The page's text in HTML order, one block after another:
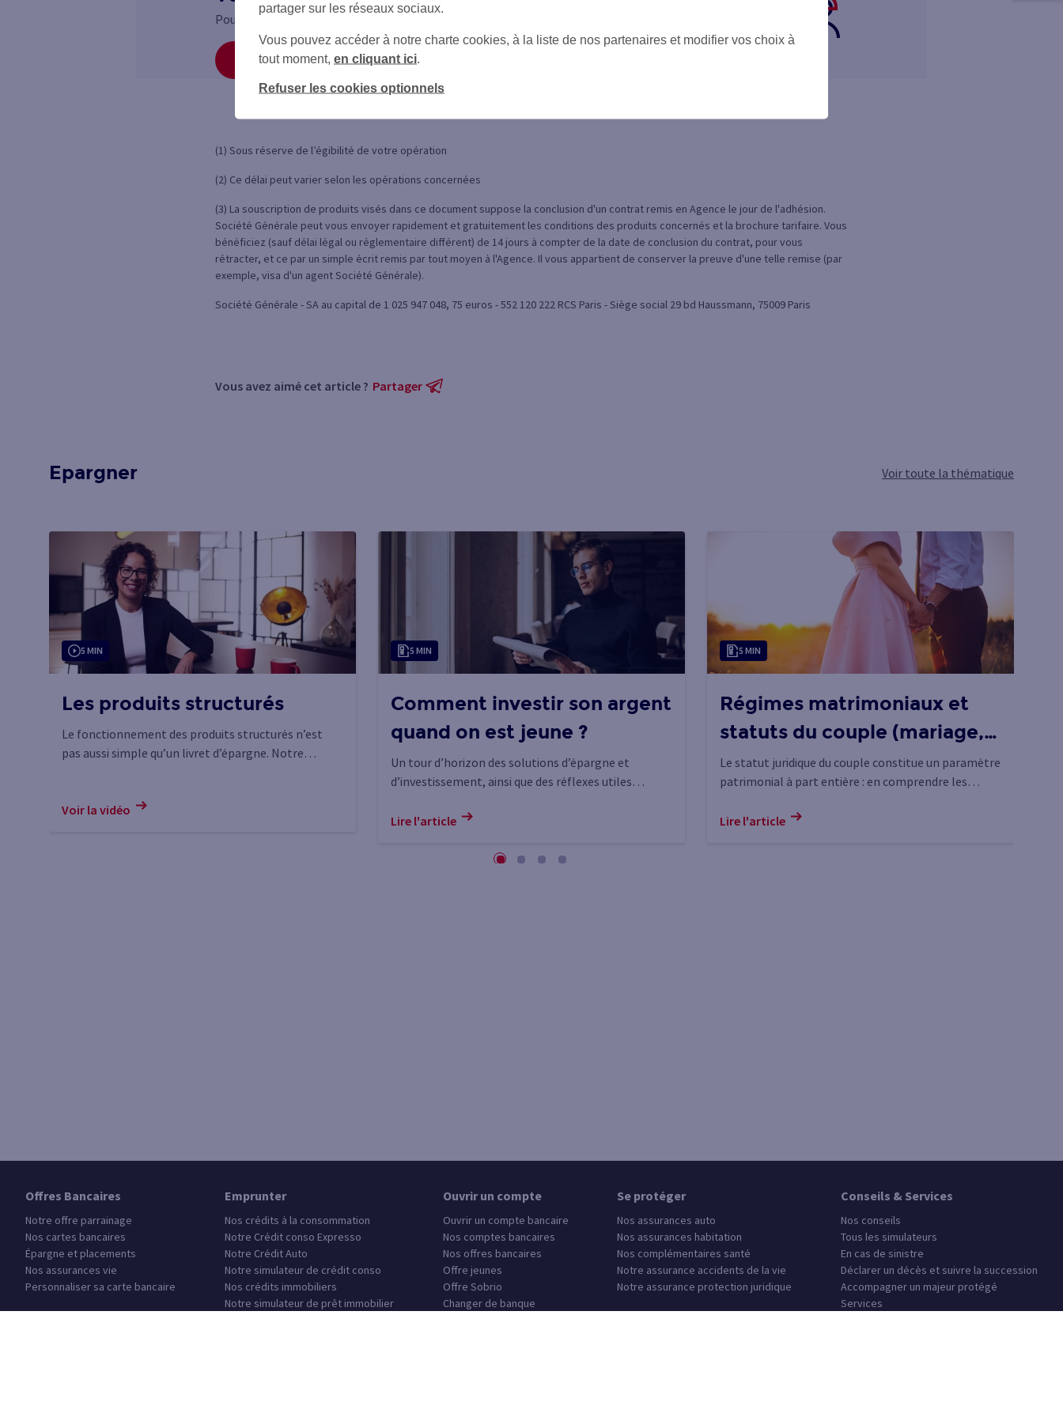
Pour contacter votre Conseiller
Cliquez ici
(1) Sous réserve de l’égibilité de votre opération
(2) Ce délai peut varier selon les opérations concernées
(3) La souscription de produits visés dans ce document suppose la conclusion d'un contrat remis en Agence le jour de l'adhésion.
Société Générale peut vous envoyer rapidement et gratuitement les conditions des produits concernés et la brochure tarifaire. Vous
bénéficiez (sauf délai légal ou réglementaire différent) de 14 jours à compter de la date de conclusion du contrat, pour vous
rétracter, et ce par un simple écrit remis par tout moyen à l'Agence. Il vous appartient de conserver la preuve d'une telle remise (par
exemple, visa d'un agent Société Générale).
Société Générale - SA au capital de 1 025 947 048, 75 euros - 552 120 222 RCS Paris - Siège social 29 bd Haussmann, 75009 Paris
Vous avez aimé cet article ? Partager
Epargner Voir toute la thématique
5 MIN
Les produits structurés
Le fonctionnement des produits structurés n’est
pas aussi simple qu’un livret d’épargne. Notre
Voir la vidéo
5 MIN
Comment investir son argent
quand on est jeune ?
Un tour d’horizon des solutions d’épargne et
d’investissement, ainsi que des réflexes utiles
Lire l'article
5 MIN
Régimes matrimoniaux et
statuts du couple (mariage,
PACS, concubinage) : règles
d’administration et de
partage des biens
Le statut juridique du couple constitue un paramètre
patrimonial à part entière : en comprendre les
Lire l'article
Offres Bancaires
Notre offre parrainage
Nos cartes bancaires
Épargne et placements
Nos assurances vie
Personnaliser sa carte bancaire
Emprunter
Nos crédits à la consommation
Notre Crédit conso Expresso
Notre Crédit Auto
Notre simulateur de crédit conso
Nos crédits immobiliers
Notre simulateur de prêt immobilier
Ouvrir un compte
Ouvrir un compte bancaire
Nos comptes bancaires
Nos offres bancaires
Offre jeunes
Offre Sobrio
Changer de banque
Se protéger
Nos assurances auto
Nos assurances habitation
Nos complémentaires santé
Notre assurance accidents de la vie
Notre assurance protection juridique
Conseils & Services
Nos conseils
Tous les simulateurs
En cas de sinistre
Déclarer un décès et suivre la succession
Accompagner un majeur protégé
Services
partager sur les réseaux sociaux.
Vous pouvez accéder à notre charte cookies, à la liste de nos partenaires et modifier vos choix à
tout moment, en cliquant ici.
Refuser les cookies optionnels